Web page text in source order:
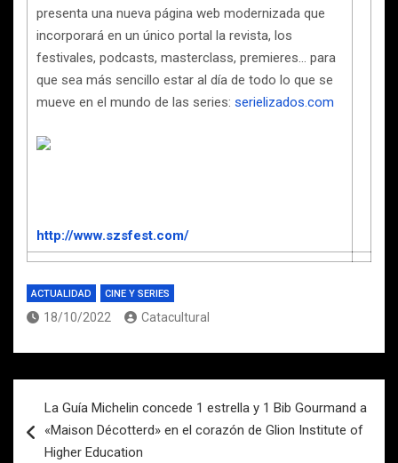
presenta una nueva página web modernizada que
incorporará en un único portal la revista, los
festivales, podcasts, masterclass, premieres… para
que sea más sencillo estar al día de todo lo que se
mueve en el mundo de las series: serielizados.com
http://www.szsfest.com/
ACTUALIDAD CINE Y SERIES
18/10/2022 Catacultural
de
entradas
La Guía Michelin concede 1 estrella y 1 Bib Gourmand a
«Maison Décotterd» en el corazón de Glion Institute of
Higher Education